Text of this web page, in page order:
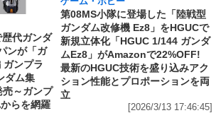
代ガンダ
ンが「ガ
ガンプラ
ダム集
～ガンプ
らを網羅
第08MS小隊に登場した「陸戦型
ガンダム改修機 Ez8」をHGUCで
新規立体化「HGUC 1/144 ガンダ
ムEz8」がAmazonで22%OFF!
最新のHGUC技術を盛り込みアク
ション性能とプロポーションを両
立
[2026/3/13 17:46:45]